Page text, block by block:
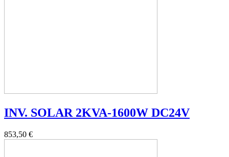
INV. SOLAR 2KVA-1600W DC24V
853,50 €